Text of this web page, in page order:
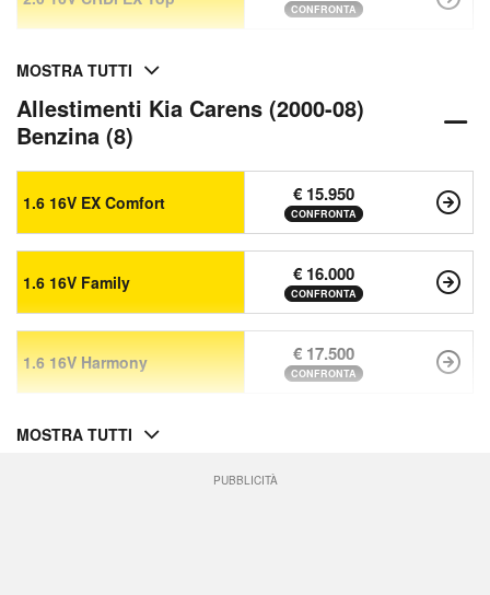
CONFRONTA
MOSTRA TUTTI
Allestimenti Kia Carens (2000-08)
Benzina (8)
1.6 16V EX Comfort € 15.950
CONFRONTA
1.6 16V Family € 16.000
CONFRONTA
1.6 16V Harmony € 17.500
CONFRONTA
MOSTRA TUTTI
PUBBLICITÀ